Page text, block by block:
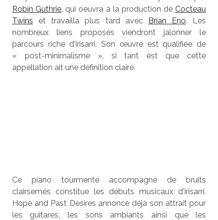
Robin Guthrie, qui oeuvra à la production deCocteau
Twins et travailla plus tard avec Brian Eno. Les
nombreux liens proposés viendront jalonner le
parcours riche d’Irisarri. Son œuvre est qualifiée de
« post-minimalisme », si tant est que cette
appellation ait une définition claire.
Ce piano tourmenté accompagné de bruits
clairsemés constitue les débuts musicaux d’Irisarri.
Hope and Past Desires annonce déjà son attrait pour
les guitares, les sons ambiants ainsi que les